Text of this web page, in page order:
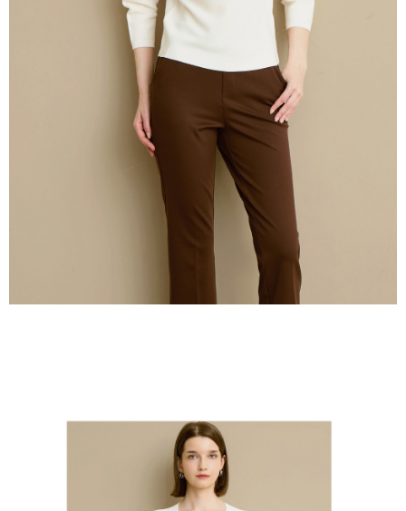
「AFTEE先享後付」，若未經同意申辦者引起之損失，本公司不負相關責
４．使用「AFTEE先享後付」時，將依據個別帳號之用戶狀況，依本公司即
時審查核予不同之上限額度；若仍有額度不足之情形，本公司將視審查結果
請求用戶進行身份認證。
５．嚴禁一人註冊多個帳號或使用他人資訊註冊。若發現惡意使用之情形，
恩沛科技股份有限公司將有權停止該用戶之使用額度並採取法律行動。